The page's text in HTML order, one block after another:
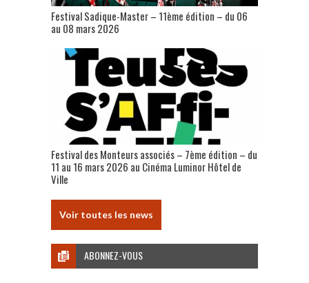
Festival Sadique-Master – 11ème édition – du 06
au 08 mars 2026
Festival des Monteurs associés – 7ème édition – du
11 au 16 mars 2026 au Cinéma Luminor Hôtel de
Ville
Voir toutes les news
ABONNEZ-VOUS